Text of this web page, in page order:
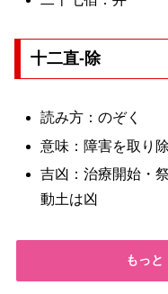
十二直-除
読み方：のぞく
意味：障害を取り
吉凶：治療開始・
動土は凶
もっと